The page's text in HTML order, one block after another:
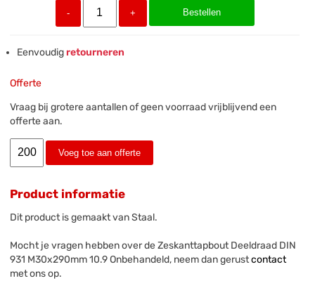
- + Bestellen
Eenvoudigretourneren
Offerte
Vraag bij grotere aantallen of geen voorraad vrijblijvend een
offerte aan.
Voeg toe aan offerte
Product informatie
Dit product is gemaakt van Staal.
Mocht je vragen hebben over de Zeskanttapbout Deeldraad DIN
931 M30x290mm 10.9 Onbehandeld, neem dan gerustcontact
met ons op.